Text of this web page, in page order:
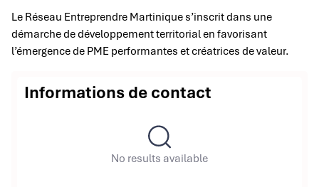
Le Réseau Entreprendre Martinique s’inscrit dans une
démarche de développement territorial en favorisant
l’émergence de PME performantes et créatrices de valeur.
Informations de contact
No results available